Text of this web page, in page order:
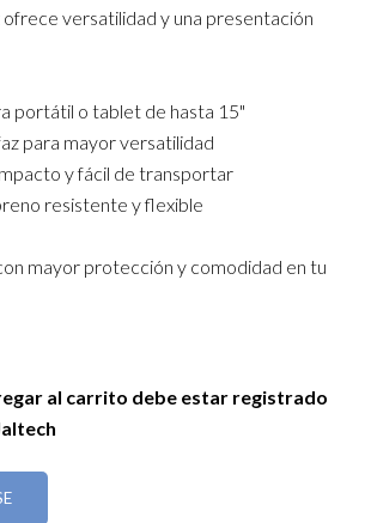
versatilidad y una presentación
portátil o tablet de hasta 15"
para mayor versatilidad
y fácil de transportar
resistente y flexible
mayor protección y comodidad en tu
de trabajo con un mouse
futurista, silencioso y versátil. Con
dispositivos.
al carrito debe estar registrado